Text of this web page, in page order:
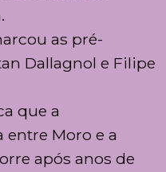
as pré-
Dallagnol e Filipe
que a
Moro e a
após anos de